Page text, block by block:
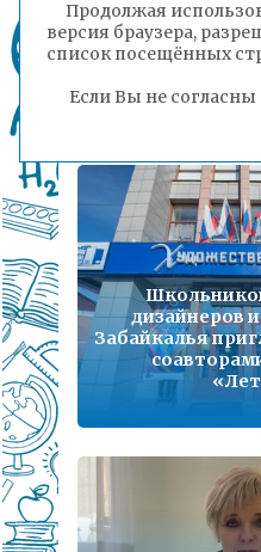
Приёмным
дизайнеров
Забайкалья
Продолжая
версия браузера,
список посещённых
Если Вы не